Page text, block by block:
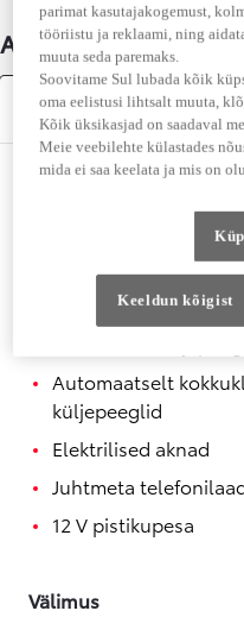
Auto üksikasjad
Varustus
Juhi ja kõrvalistuja
Helisüsteemi
Soojendusega rool
Automaatselt
küljepeeglid
Elektrilised aknad
Juhtmeta
12 V pistikupesa
Välimus
parimat kasutajakogemust,
tööriistu ja reklaami, ning
muuta seda paremaks.
Soovitame Sul lubada kõik
oma eelistusi lihtsalt muuta,
Kõik üksikasjad on saadaval
Meie veebilehte külastades
mida ei saa keelata ja mis on
Keeldun kõigist